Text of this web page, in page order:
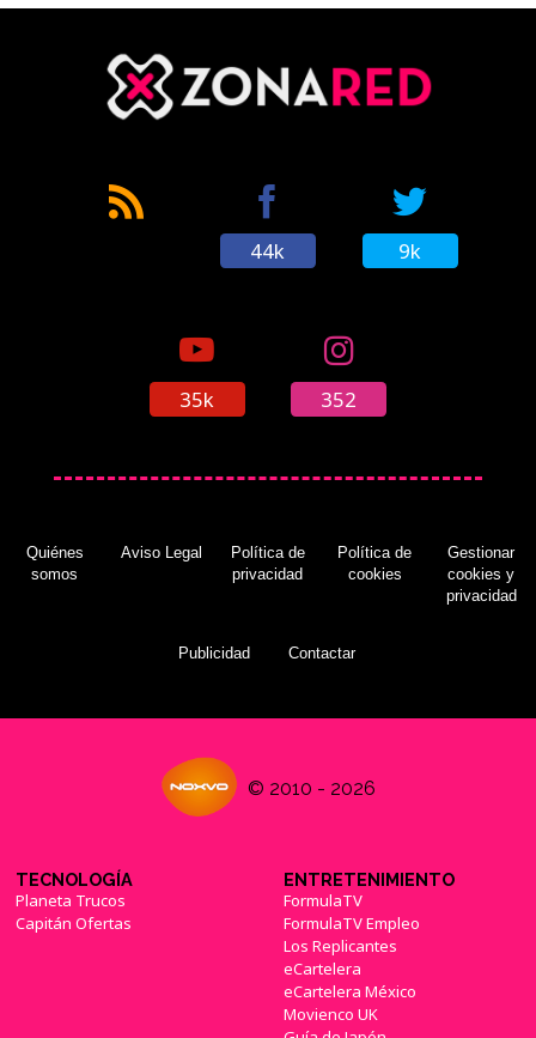
44k 9k
35k 352
Quiénes
somos
Aviso Legal
Política de
privacidad
Política de
cookies
Gestionar
cookies y
privacidad
Publicidad Contactar
© 2010 - 2026
TECNOLOGÍA
Planeta Trucos
Capitán Ofertas
ENTRETENIMIENTO
FormulaTV
FormulaTV Empleo
Los Replicantes
eCartelera
eCartelera México
Movienco UK